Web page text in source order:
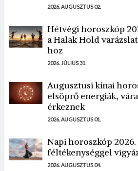
2026. AUGUSZTUS 02.
Hétvégi horoszkóp
a Halak Hold
hoz
2026. JÚLIUS 31.
Augusztusi kínai
elsöprő energiák,
érkeznek
2026. AUGUSZTUS 01.
Napi horoszkóp 2026.
féltékenységgel
2026. AUGUSZTUS 04.